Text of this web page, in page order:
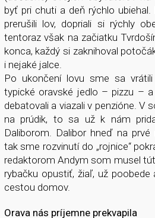
byť pri chuti a deň rýchlo
prerušili lov, dopriali si rýchly
tentoraz však na začiatku
konca, každý si zaknihoval
i nejaké jalce.
Po ukončení lovu sme sa
typické oravské jedlo – pizzu –
debatovali a viazali v penzióne. V
na prúdik, to sa už k nám
Daliborom. Dalibor hneď na
tak sme rozvinutí do „rojnice“
redaktorom Andym som musel
rybačku opustiť, žiaľ, už
cestou domov.
Orava nás príjemne prekvapila